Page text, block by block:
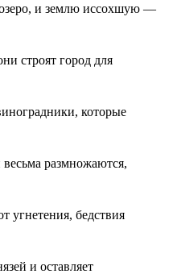
и землю иссохшую —
строят город для
которые
размножаются,
угнетения, бедствия
и оставляет